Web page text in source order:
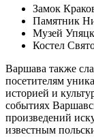
Замок
Памятник
Музей
Костел
Варшава также
посетителям
историей и
событиях
произведений
известным